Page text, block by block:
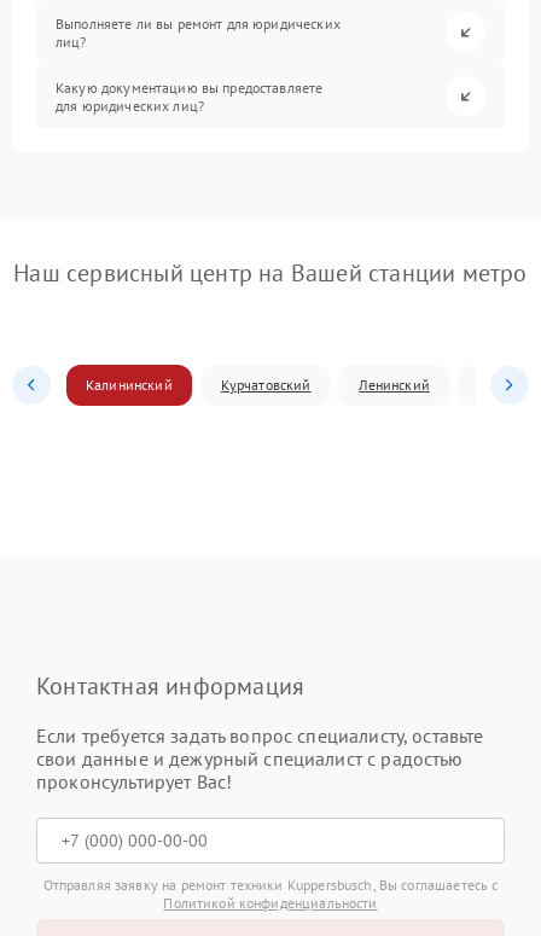
Выполняете ли вы ремонт для юридических
лиц?
Какую документацию вы предоставляете
для юридических лиц?
Наш сервисный центр на Вашей станции метро
Калининский Курчатовский Ленинский
Контактная информация
Если требуется задать вопрос специалисту, оставьте
свои данные и дежурный специалист с радостью
проконсультирует Вас!
Отправляя заявку на ремонт техники Kuppersbusch, Вы соглашаетесь с
Политикой конфиденциальности